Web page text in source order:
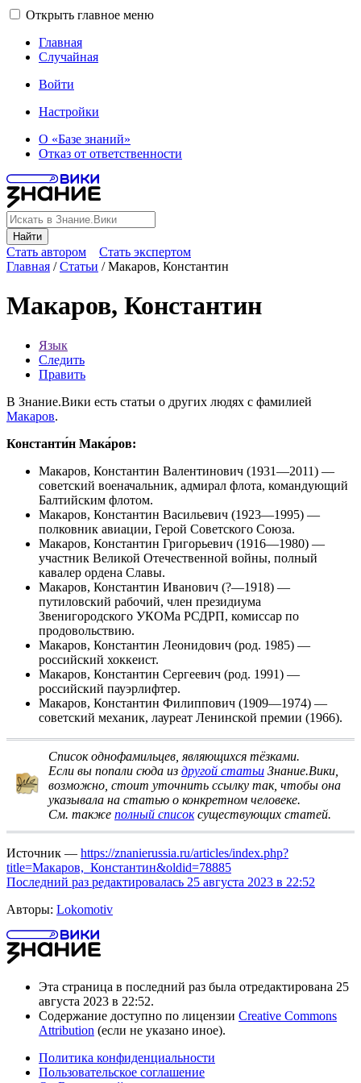
Открыть главное меню
Главная
Случайная
Войти
Настройки
О «Базе знаний»
Отказ от ответственности
Найти
Стать автором
Стать экспертом
Главная /Статьи /Макаров, Константин
Макаров, Константин
Язык
Следить
Править
В Знание.Вики есть статьи о других людях с фамилией
Макаров.
Константи́н Мака́ров:
Макаров, Константин Валентинович (1931—2011) —
советский военачальник, адмирал флота, командующий
Балтийским флотом.
Макаров, Константин Васильевич (1923—1995) —
полковник авиации, Герой Советского Союза.
Макаров, Константин Григорьевич (1916—1980) —
участник Великой Отечественной войны, полный
кавалер ордена Славы.
Макаров, Константин Иванович (?—1918) —
путиловский рабочий, член президиума
Звенигородского УКОМа РСДРП, комиссар по
продовольствию.
Макаров, Константин Леонидович (род. 1985) —
российский хоккеист.
Макаров, Константин Сергеевич (род. 1991) —
российский пауэрлифтер.
Макаров, Константин Филиппович (1909—1974) —
советский механик, лауреат Ленинской премии (1966).
Список однофамильцев, являющихся тёзками.
Если вы попали сюда из другой статьи Знание.Вики,
возможно, стоит уточнить ссылку так, чтобы она
указывала на статью о конкретном человеке.
См. также полный списоксуществующих статей.
Источник — https://znanierussia.ru/articles/index.php?
title=Макаров,_Константин&oldid=78885
Последний раз редактировалась 25 августа 2023 в 22:52
Авторы: Lokomotiv
Эта страница в последний раз была отредактирована 25
августа 2023 в 22:52.
Содержание доступно по лицензии Creative Commons
Attribution (если не указано иное).
Политика конфиденциальности
Пользовательское соглашение